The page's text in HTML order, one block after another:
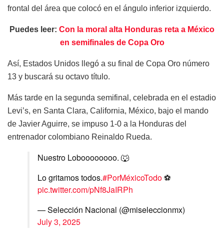
frontal del área que colocó en el ángulo inferior izquierdo.
Puedes leer: Con la moral alta Honduras reta a México
en semifinales de Copa Oro
Así, Estados Unidos llegó a su final de Copa Oro número
13 y buscará su octavo título.
Más tarde en la segunda semifinal, celebrada en el estadio
Levi’s, en Santa Clara, California, México, bajo el mando
de Javier Aguirre, se impuso 1-0 a la Honduras del
entrenador colombiano Reinaldo Rueda.
Nuestro Loboooooooo. 🐺
Lo gritamos todos.#PorMéxicoTodo⚽️
pic.twitter.com/pNf8JaIRPh
— Selección Nacional (@miseleccionmx)
July 3, 2025